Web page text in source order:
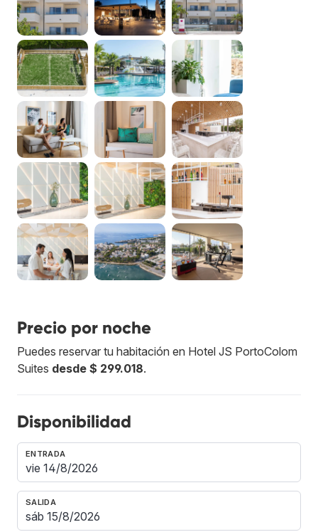
Precio por noche
Puedes reservar tu habitación en Hotel JS PortoColom
Suites desde $ 299.018.
Disponibilidad
ENTRADA
SALIDA